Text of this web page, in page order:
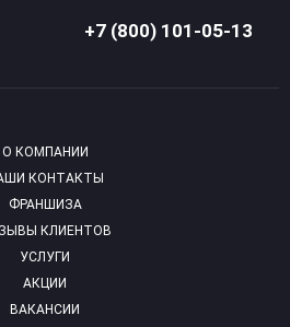
+7 (800) 101-05-13
О КОМПАНИИ
КОНТАКТЫ
ФРАНШИЗА
КЛИЕНТОВ
УСЛУГИ
АКЦИИ
ВАКАНСИИ